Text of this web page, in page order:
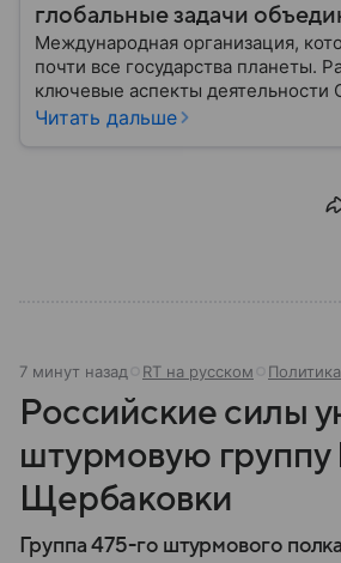
глобальные задачи
Международная организация,
почти все государства планеты.
ключевые аспекты
историю ее становления и
Читать дальше
7 минут назад RT на русском Политика
Российские силы
штурмовую группу
Щербаковки
Группа 475-го штурмового